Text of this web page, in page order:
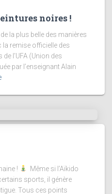
noires !
la plus belle des manières
la remise officielle des
l’UFA (Union des
par l’enseignant Alain
!
Même si l’Aïkido
sports, il génère
Tous ces points